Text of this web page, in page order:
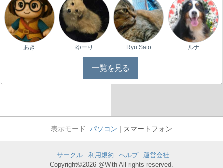
あき ゆーり Ryu Sato ルナ
一覧を見る
パソコン スマートフォン
サークル 利用規約 ヘルプ
運営会社
Copyright©2026 @With All rights reserved.